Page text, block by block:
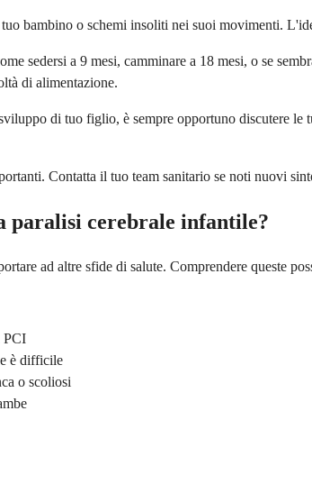
bambino o schemi insoliti nei suoi movimenti.
sedersi a 9 mesi, camminare a 18 mesi, o se
di alimentazione.
di tuo figlio, è sempre opportuno discutere le
Contatta il tuo team sanitario se noti nuovi
paralisi cerebrale infantile?
ad altre sfide di salute. Comprendere queste
PCI
è difficile
o scoliosi